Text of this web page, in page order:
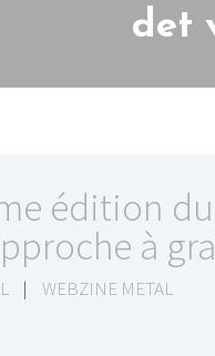
det
édition
à
| WEBZINE METAL